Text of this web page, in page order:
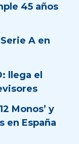
45 años
A en
llega el
Monos’ y
en España